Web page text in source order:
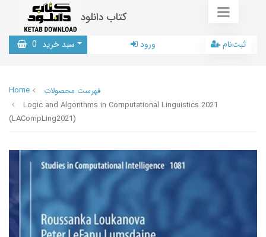
کتاب دانلود
سبد خرید 0 ورود ثبت‌نام
Home
فهرست محصولات
Logic and Algorithms in Computational Linguistics 2021
(LACompLing2021)